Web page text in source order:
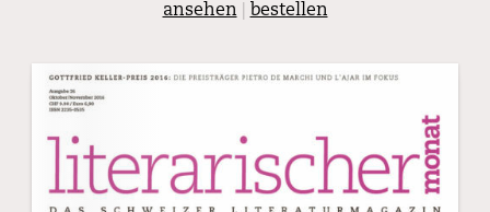
ansehen
bestellen